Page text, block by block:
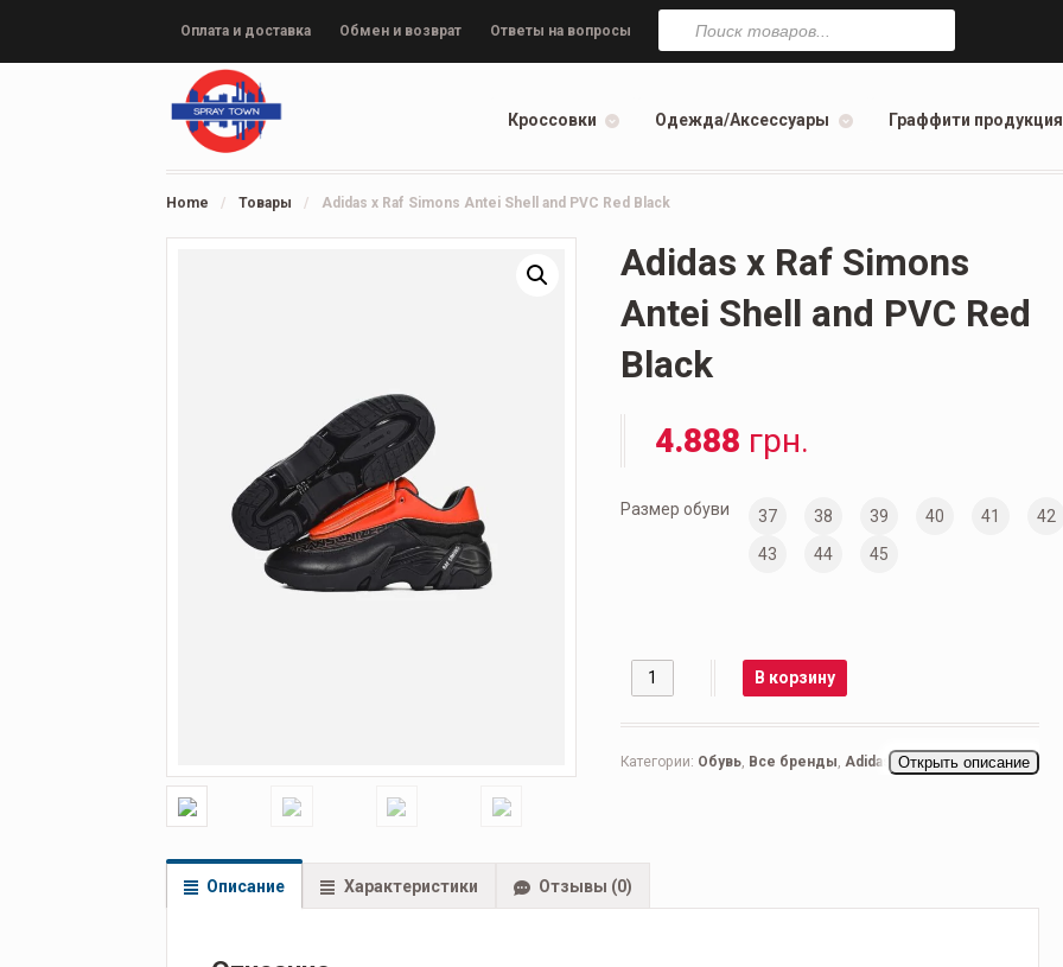
Оплата и доставка Обмен и возврат Ответы на вопросы
Поиск
товаров
Кроссовки Одежда/Аксессуары Граффити продукция
Home / Товары / Adidas x Raf Simons Antei Shell and PVC Red Black
Adidas x Raf Simons
Antei Shell and PVC Red
Black
4.888 грн.
Размер обуви 37 38 39 40 41
42
43
44 45
Количество В корзину
Категории: Обувь, Все бренды Adidas Raf Simons,
Открыть описание
Описание Характеристики Отзывы (0)